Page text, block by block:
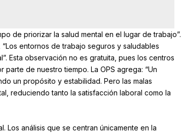
de priorizar la salud mental en el lugar de trabajo”.
entornos de trabajo seguros y saludables
Esta observación no es gratuita, pues los centros
de nuestro tiempo. La OPS agrega: “Un
un propósito y estabilidad. Pero las malas
reduciendo tanto la satisfacción laboral como la
Los análisis que se centran únicamente en la